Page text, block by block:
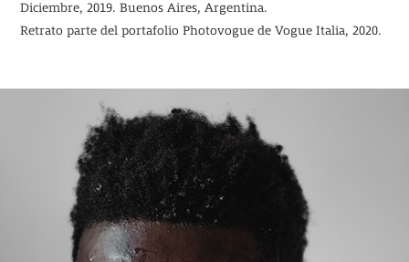
Diciembre, 2019. Buenos Aires, Argentina.
Retrato parte del portafolio Photovogue de Vogue Italia, 2020.